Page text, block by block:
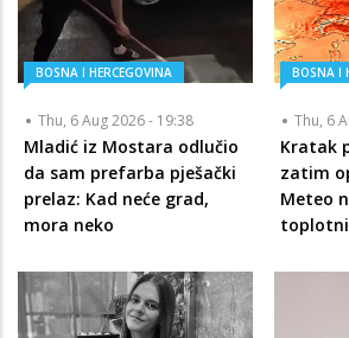
BOSNA I HERCEGOVINA
Thu, 6 Aug 2026 - 19:38
Mladić iz Mostara odlučio
da sam prefarba pješački
prelaz: Kad neće grad,
mora neko
BOSNA I
Thu, 6
Kratak
zatim
Meteo